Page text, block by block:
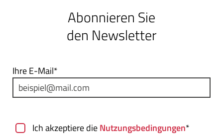
Abonnieren Sie
den Newsletter
Ihre E-Mail*
Ich akzeptiere dieNutzungsbedingungen*